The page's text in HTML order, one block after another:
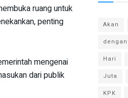
ruang untuk
penting
mengenai
dari publik
Akan
dengan
Hari
Juta
KPK